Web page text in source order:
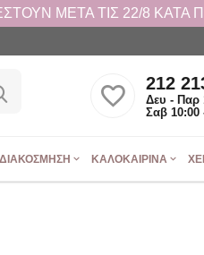
ΜΕΤΑ ΤΙΣ 22/8 ΚΑΤΑ
212
Δευ - Παρ
Σαβ 10:00
ΚΑΛΟΚΑΙΡΙΝΆ